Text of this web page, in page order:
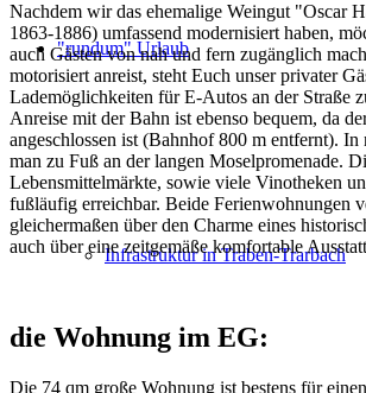
"rundum" Urlaub
Infrastruktur in Traben-Trarbach
Nachdem wir das ehemalige Weingut "Oscar
1863-1886) umfassend modernisiert haben,
auch Gästen von nah und fern zugänglich
motorisiert anreist, steht Euch unser privater
Lademöglichkeiten für E-Autos an der Straße
Anreise mit der Bahn ist ebenso bequem, da
angeschlossen ist (Bahnhof 800 m entfernt).
man zu Fuß an der langen Moselpromenade.
Lebensmittelmärkte, sowie viele Vinotheken
fußläufig erreichbar. Beide Ferienwohnungen
gleichermaßen über den Charme eines
auch über eine zeitgemäße komfortable
die Wohnung im EG:
Die 74 qm große Wohnung ist bestens für